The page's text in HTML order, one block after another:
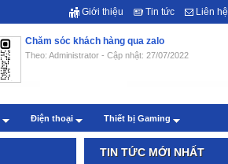
Giới thiệu Tin tức Liên hệ
Chăm sóc khách hàng qua zalo
Theo: Administrator - Cập nhật: 27/07/2022
Điện thoại Thiết bị Gaming
TIN TỨC MỚI NHẤT